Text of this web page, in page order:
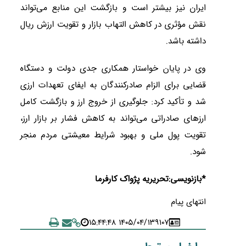
ایران نیز بیشتر است و بازگشت این منابع می‌تواند
نقش مؤثری در کاهش التهاب بازار و تقویت ارزش ریال
داشته باشد.
وی در پایان خواستار همکاری جدی دولت و دستگاه
قضایی برای الزام صادرکنندگان به ایفای تعهدات ارزی
شد و تأکید کرد: جلوگیری از خروج ارز و بازگشت کامل
ارزهای صادراتی می‌تواند به کاهش فشار بر بازار ارز،
تقویت پول ملی و بهبود شرایط معیشتی مردم منجر
شود.
*بازنویسی:تحریریه پژواک کارفرما
انتهای پیام
۹۱۰۷۱۴۰۵/۰۴/۱۳ ۱۵:۴۴:۴۸